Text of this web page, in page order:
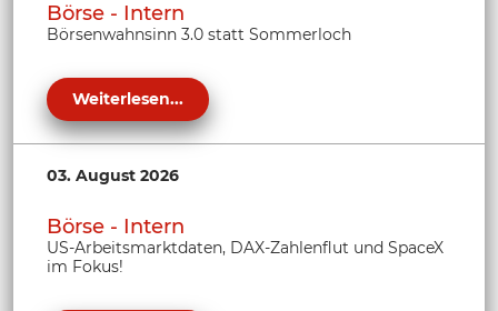
Börse - Intern
Börsenwahnsinn 3.0 statt Sommerloch
Weiterlesen...
03. August 2026
Börse - Intern
US-Arbeitsmarktdaten, DAX-Zahlenflut und SpaceX
im Fokus!